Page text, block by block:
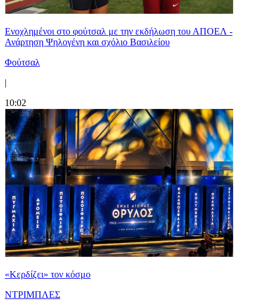
Ενοχλημένοι στο φούτσαλ με την εκδήλωση του ΑΠΟΕΛ -
Ανάρτηση Ψηλογένη και σχόλιο Βασιλείου
Φούτσαλ
|
10:02
«Κερδίζει» τον κόσμο
ΝΤΡΙΜΠΛΕΣ